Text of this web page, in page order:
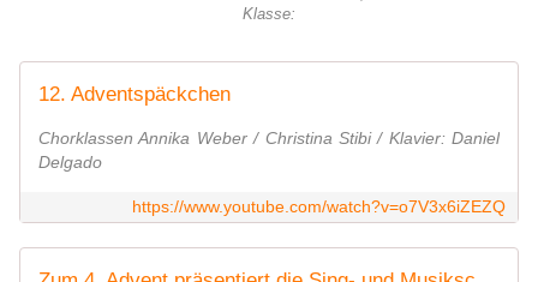
Klasse:
12. Adventspäckchen
Chorklassen Annika Weber / Christina Stibi / Klavier: Daniel
Delgado
https://www.youtube.com/watch?v=o7V3x6iZEZQ